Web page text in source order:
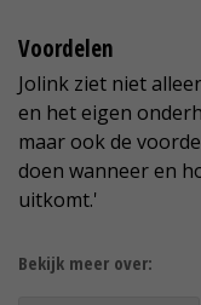
Voordelen
Jolink ziet niet
en het eigen
maar ook de
doen wanneer en
uitkomt.'
Bekijk meer over: